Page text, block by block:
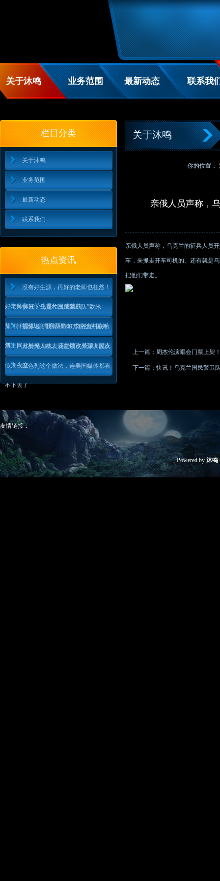
关于沐鸣 业务范围 最新动态 联系我
栏目分类
关于沐鸣
业务范围
最新动态
联系我们
热点资讯
没有好生源，再好的老师也枉然！
好老师和好学生是相互成就的
快讯！乌克兰国民警卫队”欧米
茄”特种部队指挥官基里尔·戈洛夫科在哈
尔
震惊啦！我有和500万粉丝的国外
博主同款桂林山水，还是两次登顶，就在
万架无人机表演连续点亮深圳国庆
假期夜空以色列这个做法，连美国媒体都看
不下去了
关于沐鸣
你的位置：
亲俄人员声称，
亲俄人员声称，乌克兰的征兵人员
车，来抓走开车司机的。还有就是
把他们带走。
上一篇： 周杰伦演唱会门票上架
下一篇：快讯！乌克兰国民警卫
友情链接：
Powered by 沐鸣